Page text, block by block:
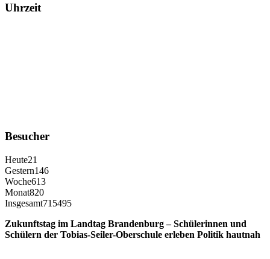
Uhrzeit
Besucher
Heute21
Gestern146
Woche613
Monat820
Insgesamt715495
Zukunftstag im Landtag Brandenburg – Schülerinnen und
Schülern der Tobias-Seiler-Oberschule erleben Politik hautnah